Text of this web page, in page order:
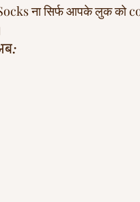
ना सिर्फ आपके लुक को